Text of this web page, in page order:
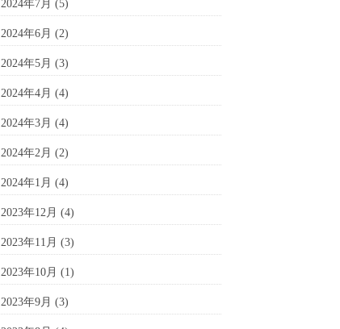
2024年7月 (5)
2024年6月 (2)
2024年5月 (3)
2024年4月 (4)
2024年3月 (4)
2024年2月 (2)
2024年1月 (4)
2023年12月 (4)
2023年11月 (3)
2023年10月 (1)
2023年9月 (3)